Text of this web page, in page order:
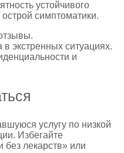
устойчивого
симптоматики.
экстренных ситуациях.
и
услугу по низкой
Избегайте
лекарств» или